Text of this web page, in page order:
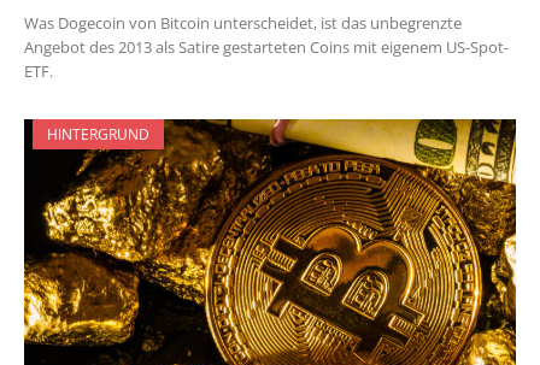
Was Dogecoin von Bitcoin unterscheidet, ist das unbegrenzte
Angebot des 2013 als Satire gestarteten Coins mit eigenem US-Spot-
ETF.
HINTERGRUND